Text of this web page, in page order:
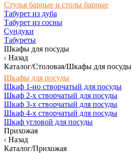
Стулья барные и столы барные
Табурет из дуба
Табурет из сосны
Сундуки
Табуреты
Шкафы для посуды
Назад
Каталог/Столовая/Шкафы для посуды
Шкафы для посуды
Шкаф 1-но створчатый для посуды
Шкаф 2-х створчатый для посуды
Шкаф 3-х створчатый для посуды
Шкаф 4-х створчатый для посуды
Шкаф угловой для посуды
Прихожая
Назад
Каталог/Прихожая